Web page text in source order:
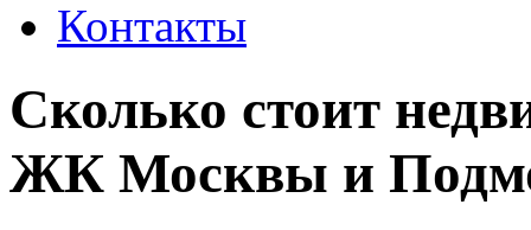
Контакты
Сколько стоит
ЖК Москвы и